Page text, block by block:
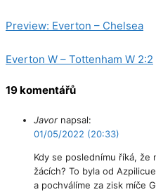
Preview: Everton – Chelsea
Everton W – Tottenham W 2:2
19 komentářů
Javor napsal:
01/05/2022 (20:33)
Kdy se poslednímu říká, že
žácích? To byla od
a pochválíme za zisk míče